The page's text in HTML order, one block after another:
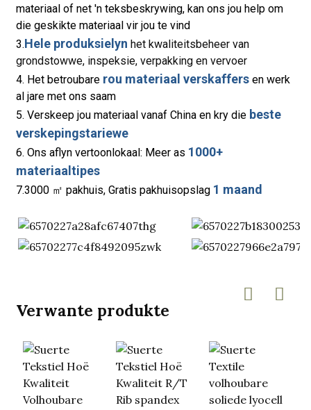
materiaal of net 'n teksbeskrywing, kan ons jou help om
die geskikte materiaal vir jou te vind
3.Hele produksielyn het kwaliteitsbeheer van
grondstowwe, inspeksie, verpakking en vervoer
4. Het betroubare rou materiaal verskaffersen werk
al jare met ons saam
5. Verskeep jou materiaal vanaf China en kry die beste
verskepingstariewe
6. Ons aflyn vertoonlokaal: Meer as 1000+
materiaaltipes
7.3000 ㎡ pakhuis, Gratis pakhuisopslag 1 maand
Verwante produkte